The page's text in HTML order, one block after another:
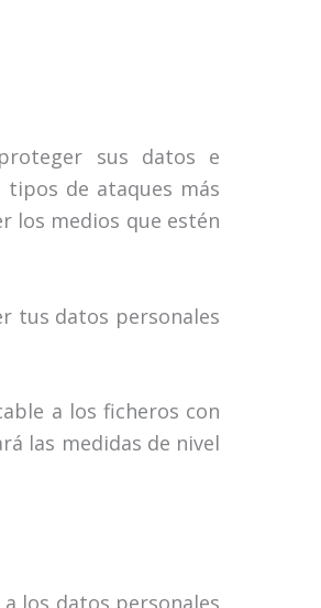
sus datos e
de ataques más
los medios que estén
tus datos personales
a los ficheros con
las medidas de nivel
a los datos personales